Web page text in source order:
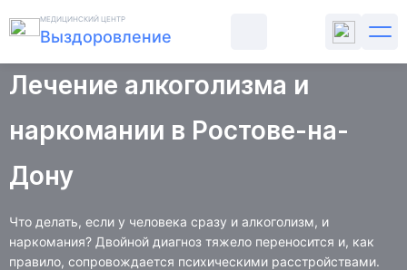
МЕДИЦИНСКИЙ ЦЕНТР
Выздоровление
РЕАБИЛИТАЦИЯ
Главная Психиатрия
Лечение алкоголизма и наркомании при двойном диагнозе
Лечение алкоголизма и
наркомании в Ростове-на-
Дону
Что делать, если у человека сразу и алкоголизм, и
наркомания? Двойной диагноз тяжело переносится и, как
правило, сопровождается психическими расстройствами.